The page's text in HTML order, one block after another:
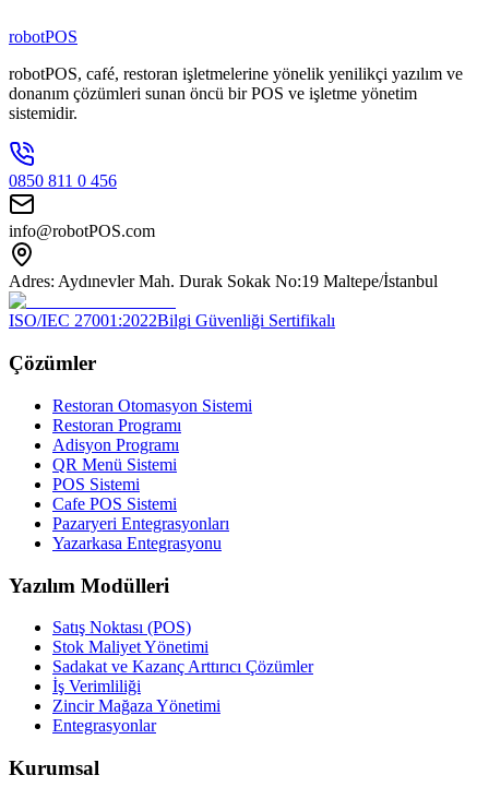
robotPOS
robotPOS, café, restoran işletmelerine yönelik yenilikçi yazılım ve
donanım çözümleri sunan öncü bir POS ve işletme yönetim
sistemidir.
0850 811 0 456
info@robotPOS.com
Adres: Aydınevler Mah. Durak Sokak No:19 Maltepe/İstanbul
ISO/IEC 27001:2022Bilgi Güvenliği Sertifikalı
Çözümler
Restoran Otomasyon Sistemi
Restoran Programı
Adisyon Programı
QR Menü Sistemi
POS Sistemi
Cafe POS Sistemi
Pazaryeri Entegrasyonları
Yazarkasa Entegrasyonu
Yazılım Modülleri
Satış Noktası (POS)
Stok Maliyet Yönetimi
Sadakat ve Kazanç Arttırıcı Çözümler
İş Verimliliği
Zincir Mağaza Yönetimi
Entegrasyonlar
Kurumsal